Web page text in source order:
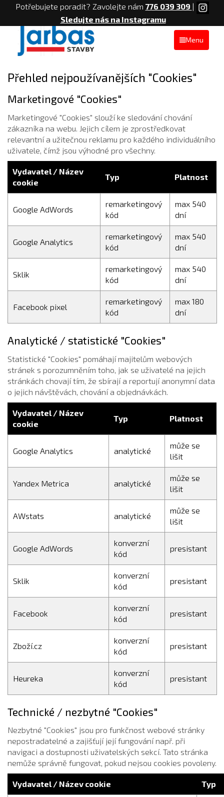
Potřebujete poradit? Zavolejte nám 776 039 309 |
Sledujte nás na Instagramu
Menu
Přehled nejpoužívanějších "Cookies"
Marketingové "Cookies"
Marketingové "Cookies" slouží ke sledování chování
zákazníka na webu. Jejich cílem je zprostředkovat
relevantní a užitečnou reklamu pro každého individuálního
uživatele, čímž jsou výhodné pro všechny.
Vydavatel / Název
cookie
Typ Platnost
Google AdWords
remarketingový
kód
max 540
dní
Google Analytics
remarketingový
kód
max 540
dní
Sklik
remarketingový
kód
max 540
dní
Facebook pixel
remarketingový
kód
max 180
dní
Analytické / statistické "Cookies"
Statistické "Cookies" pomáhají majitelům webových
stránek s porozumněním toho, jak se uživatelé na jejich
stránkách chovají tím, že sbírají a reportují anonymní data
o jejich návštěvách, chování a objednávkách.
Vydavatel / Název
cookie
Typ Platnost
Google Analytics analytické
může se
lišit
Yandex Metrica analytické
může se
lišit
AWstats analytické
může se
lišit
Google AdWords
konverzní
kód
presistant
Sklik
konverzní
kód
presistant
Facebook
konverzní
kód
presistant
Zboží.cz
konverzní
kód
presistant
Heureka
konverzní
kód
presistant
Technické / nezbytné "Cookies"
Nezbytné "Cookies" jsou pro funkčnost webové stránky
nepostradatelné a zajišťují její fungování např. při
navigaci a dostupnosti uživatelských sekcí. Tato stránka
nemůže správně fungovat, pokud nejsou cookies povoleny.
Vydavatel / Název cookie Typ